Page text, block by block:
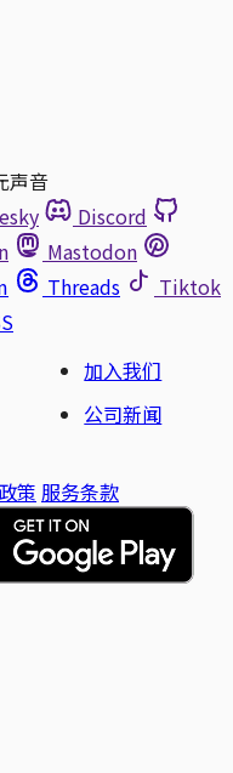
声音
Discord
Mastodon
Threads
Tiktok
加入我们
公司新闻
策 服务条款